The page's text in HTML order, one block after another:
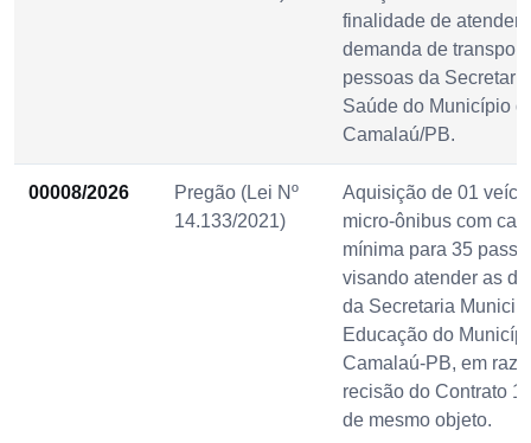
finalidade de atender
demanda de
pessoas da
Saúde do Município
Camalaú/PB.
00008/2026
Pregão (Lei Nº
14.133/2021)
Aquisição de 01
micro-ônibus com
mínima para 35
visando atender as
da Secretaria
Educação do
Camalaú-PB, em
recisão do Contrato
de mesmo objeto.